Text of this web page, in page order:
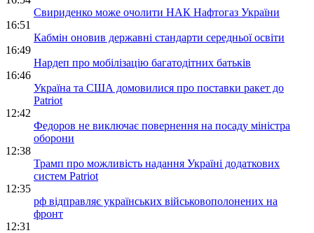
Свириденко може очолити НАК Нафтогаз України
16:51
Кабмін оновив державні стандарти середньої освіти
16:49
Нардеп про мобілізацію багатодітних батьків
16:46
Україна та США домовилися про поставки ракет до
Patriot
12:42
Федоров не виключає повернення на посаду міністра
оборони
12:38
Трамп про можливість надання Україні додаткових
систем Patriot
12:35
рф відправляє українських військовополонених на
фронт
12:31